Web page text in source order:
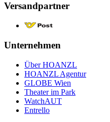
Versandpartner
Unternehmen
Über HOANZL
HOANZL Agentur
GLOBE Wien
Theater im Park
WatchAUT
Entrello